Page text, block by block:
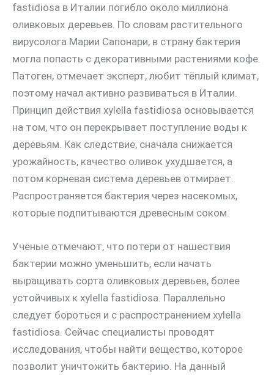
fastidiosa в Италии погибло около миллиона
оливковых деревьев. По словам растительного
вирусолога Марии Сапонари, в страну бактерия
могла попасть с декоративными растениями кофе.
Патоген, отмечает эксперт, любит тёплый климат,
поэтому начал активно развиваться в Италии.
Принцип действия xylella fastidiosa основывается
на том, что он перекрывает поступление воды к
деревьям. Как следствие, сначала снижается
урожайность, качество оливок ухудшается, а
потом корневая система деревьев отмирает.
Распространяется бактерия через насекомых,
которые подпитываются древесным соком.
Учёные отмечают, что потери от нашествия
бактерии можно уменьшить, если начать
выращивать сорта оливковых деревьев, более
устойчивых к xylella fastidiosa. Параллельно
следует бороться и с распространением xylella
fastidiosa. Сейчас специалисты проводят
исследования, чтобы найти вещество, которое
позволит уничтожить бактерию. На данный